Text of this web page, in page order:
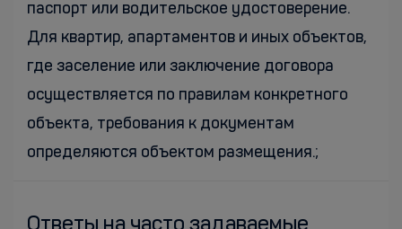
паспорт или водительское удостоверение.
Для квартир, апартаментов и иных объектов,
где заселение или заключение договора
осуществляется по правилам конкретного
объекта, требования к документам
определяются объектом размещения.;